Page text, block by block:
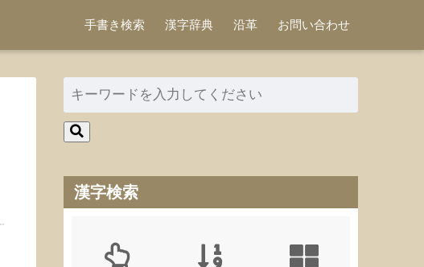
手書き検索 漢字辞典 沿革 お問い合わせ
漢字検索